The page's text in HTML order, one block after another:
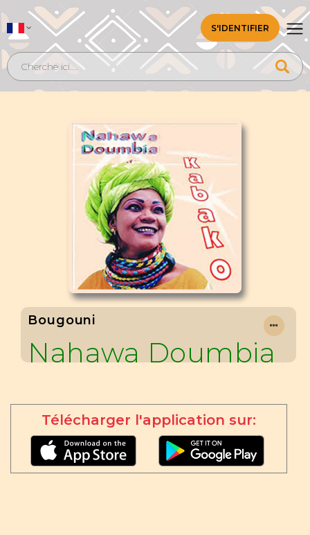
S'IDENTIFIER
Bougouni
Nahawa Doumbia
Télécharger l'application sur: